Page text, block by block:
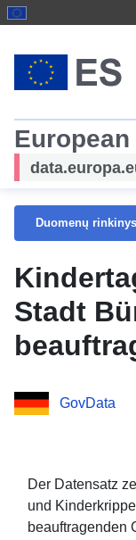
Duomenų rinkinys
Stadt
GovData
Der Datensatz
und
beauftragenden